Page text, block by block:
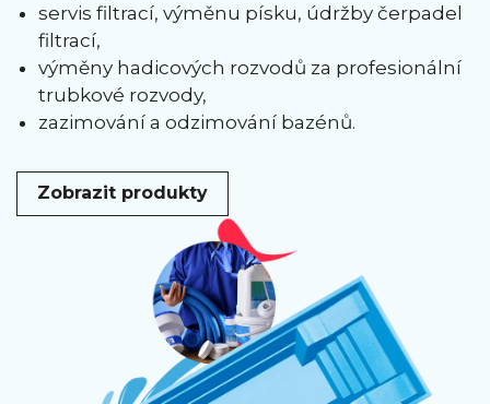
servis filtrací, výměnu písku, údržby čerpadel
filtrací,
výměny hadicových rozvodů za profesionální
trubkové rozvody,
zazimování a odzimování bazénů.
Zobrazit produkty